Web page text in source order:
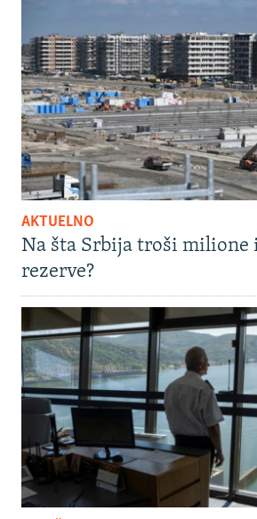
AKTUELNO
Na šta Srbija troši milione
rezerve?